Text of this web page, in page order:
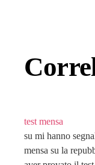
test mensa
su mi hanno
mensa su la